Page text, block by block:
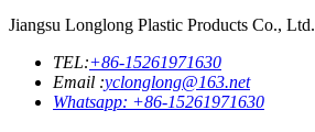
Jiangsu Longlong Plastic Products Co., Ltd.
TEL:+86-15261971630
Email :yclonglong@163.net
Whatsapp: +86-15261971630